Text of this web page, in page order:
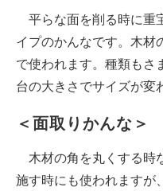
平らな面を削る時に重
イプのかんなです。木材
で使われます。種類もさ
台の大きさでサイズが変
＜面取りかんな＞
木材の角を丸くする時
施す時にも使われますが